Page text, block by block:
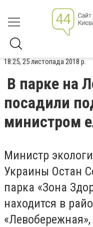
18:25, 25 листопада 2018 р.
В парке на
посадили
министром
Министр
Украины Остан
парка «Зона
находится в